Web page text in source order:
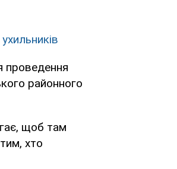
проведення
районного
щоб там
хто